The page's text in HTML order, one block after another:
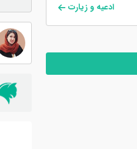
ادعیه و زیارت